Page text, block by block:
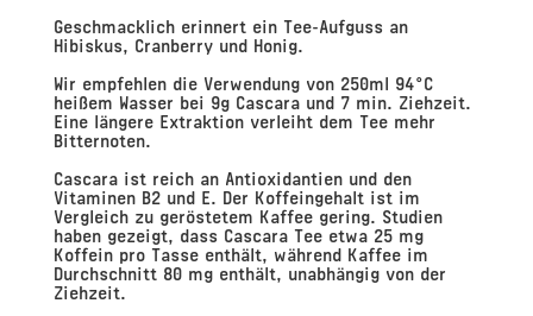
Geschmacklich erinnert ein Tee-Aufguss an
Hibiskus, Cranberry und Honig.
Wir empfehlen die Verwendung von 250ml 94°C
heißem Wasser bei 9g Cascara und 7 min. Ziehzeit.
Eine längere Extraktion verleiht dem Tee mehr
Bitternoten.
Cascara ist reich an Antioxidantien und den
Vitaminen B2 und E. Der Koffeingehalt ist im
Vergleich zu geröstetem Kaffee gering. Studien
haben gezeigt, dass Cascara Tee etwa 25 mg
Koffein pro Tasse enthält, während Kaffee im
Durchschnitt 80 mg enthält, unabhängig von der
Ziehzeit.